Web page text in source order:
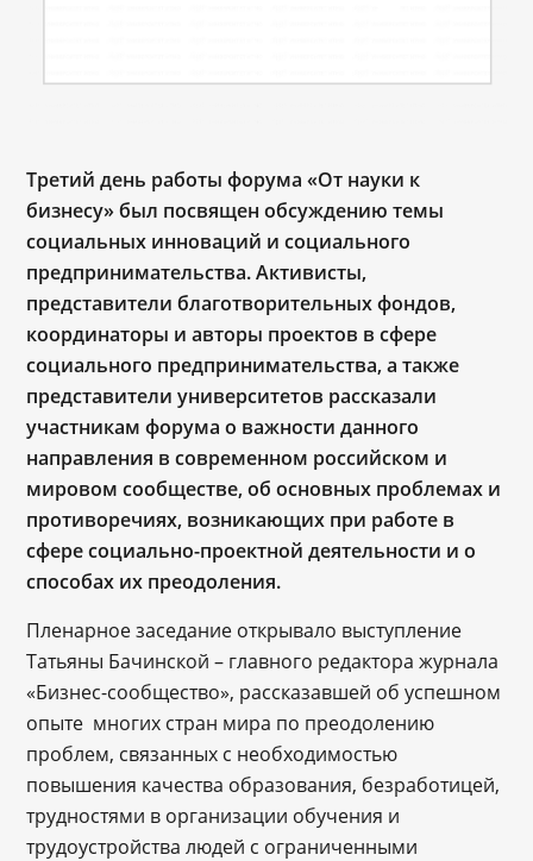
Третий день работы форума «От науки к
бизнесу» был посвящен обсуждению темы
социальных инноваций и социального
предпринимательства. Активисты,
представители благотворительных фондов,
координаторы и авторы проектов в сфере
социального предпринимательства, а также
представители университетов рассказали
участникам форума о важности данного
направления в современном российском и
мировом сообществе, об основных проблемах и
противоречиях, возникающих при работе в
сфере социально-проектной деятельности и о
способах их преодоления.
Пленарное заседание открывало выступление
Татьяны Бачинской – главного редактора журнала
«Бизнес-сообщество», рассказавшей об успешном
опыте многих стран мира по преодолению
проблем, связанных с необходимостью
повышения качества образования, безработицей,
трудностями в организации обучения и
трудоустройства людей с ограниченными